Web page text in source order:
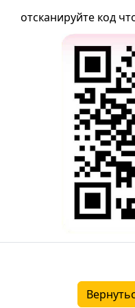
отсканируйте код